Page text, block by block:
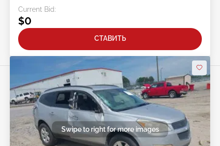
Current Bid:
$0
СТАВИТЬ
Swipe to right for more images